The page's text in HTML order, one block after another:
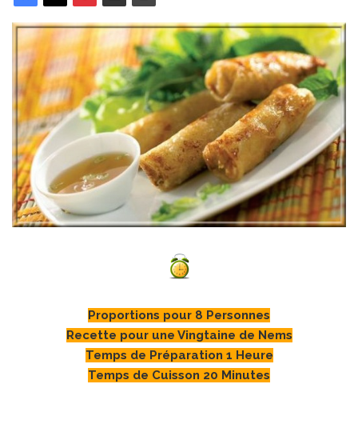
Proportions pour 8 Personnes
Recette pour une Vingtaine de Nems
Temps de Préparation 1 Heure
Temps de Cuisson 20 Minutes